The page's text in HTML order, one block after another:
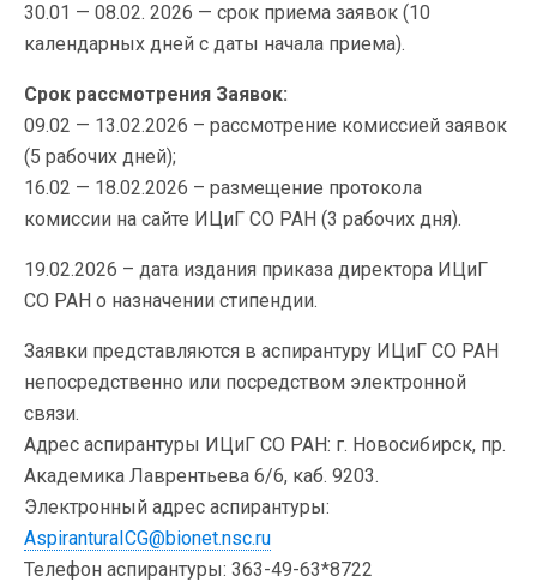
30.01 — 08.02. 2026 — срок приема заявок (10
календарных дней с даты начала приема).
Срок рассмотрения Заявок:
09.02 — 13.02.2026 – рассмотрение комиссией заявок
(5 рабочих дней);
16.02 — 18.02.2026 – размещение протокола
комиссии на сайте ИЦиГ СО РАН (3 рабочих дня).
19.02.2026 – дата издания приказа директора ИЦиГ
СО РАН о назначении стипендии.
Заявки представляются в аспирантуру ИЦиГ СО РАН
непосредственно или посредством электронной
связи.
Адрес аспирантуры ИЦиГ СО РАН: г. Новосибирск, пр.
Академика Лаврентьева 6/6, каб. 9203.
Электронный адрес аспирантуры:
AspiranturaICG@bionet.nsc.ru
Телефон аспирантуры: 363-49-63*8722